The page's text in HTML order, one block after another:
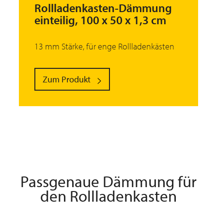
Rollladenkasten-Dämmung
einteilig, 100 x 50 x 1,3 cm
13 mm Stärke, für enge Rollladenkästen
Zum Produkt
Passgenaue Dämmung für
den Rollladenkasten